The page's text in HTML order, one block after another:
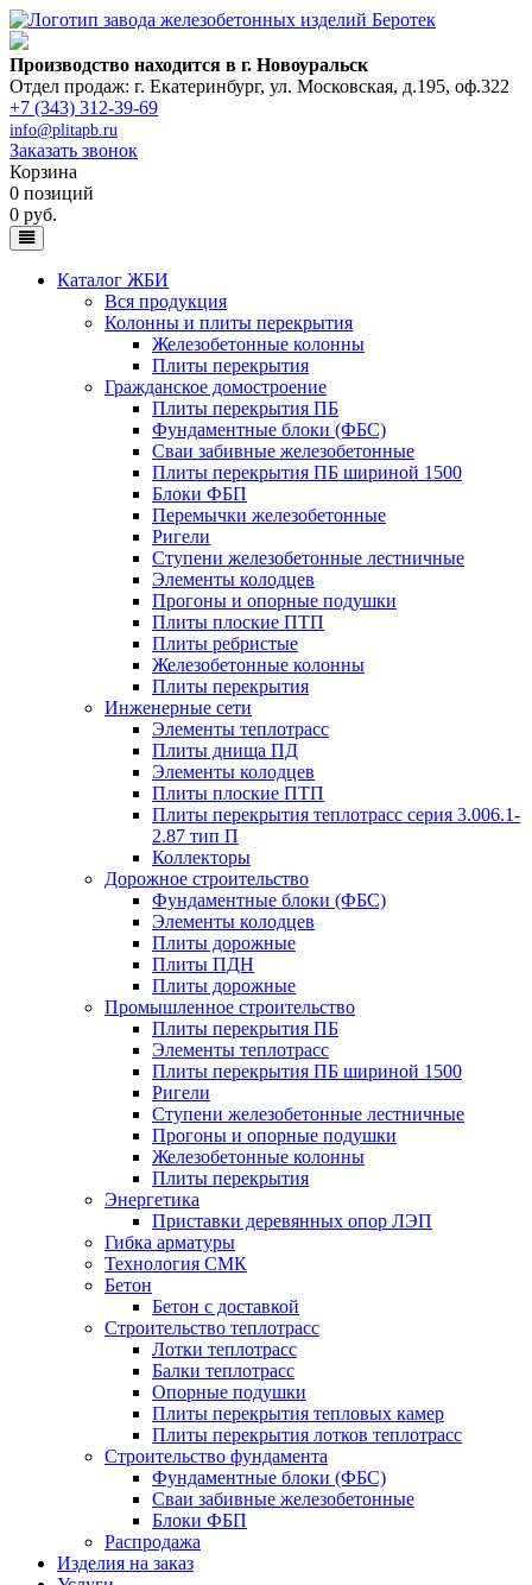
Производство находится в г. Новоуральск
Отдел продаж: г. Екатеринбург, ул. Московская, д.195, оф.322
+7 (343) 312-39-69
info@plitapb.ru
Заказать звонок
Корзина
0 позиций
0 руб.
Каталог ЖБИ
Вся продукция
Колонны и плиты перекрытия
Железобетонные колонны
Плиты перекрытия
Гражданское домостроение
Плиты перекрытия ПБ
Фундаментные блоки (ФБС)
Сваи забивные железобетонные
Плиты перекрытия ПБ шириной 1500
Блоки ФБП
Перемычки железобетонные
Ригели
Ступени железобетонные лестничные
Элементы колодцев
Прогоны и опорные подушки
Плиты плоские ПТП
Плиты ребристые
Железобетонные колонны
Плиты перекрытия
Инженерные сети
Элементы теплотрасс
Плиты днища ПД
Элементы колодцев
Плиты плоские ПТП
Плиты перекрытия теплотрасс серия 3.006.1-
2.87 тип П
Коллекторы
Дорожное строительство
Фундаментные блоки (ФБС)
Элементы колодцев
Плиты дорожные
Плиты ПДН
Плиты дорожные
Промышленное строительство
Плиты перекрытия ПБ
Элементы теплотрасс
Плиты перекрытия ПБ шириной 1500
Ригели
Ступени железобетонные лестничные
Прогоны и опорные подушки
Железобетонные колонны
Плиты перекрытия
Энергетика
Приставки деревянных опор ЛЭП
Гибка арматуры
Технология СМК
Бетон
Бетон с доставкой
Строительство теплотрасс
Лотки теплотрасс
Балки теплотрасс
Опорные подушки
Плиты перекрытия тепловых камер
Плиты перекрытия лотков теплотрасс
Строительство фундамента
Фундаментные блоки (ФБС)
Сваи забивные железобетонные
Блоки ФБП
Распродажа
Изделия на заказ